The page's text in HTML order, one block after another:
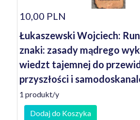
10,00 PLN
Łukaszewski Wojciech:
znaki: zasady mądrego
wiedzt tajemnej do
przyszłości i
1 produkt/y
Dodaj do Koszyka